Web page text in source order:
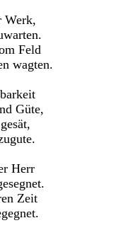
Werk,
Feld
wagten.
Güte,
Herr
Zeit